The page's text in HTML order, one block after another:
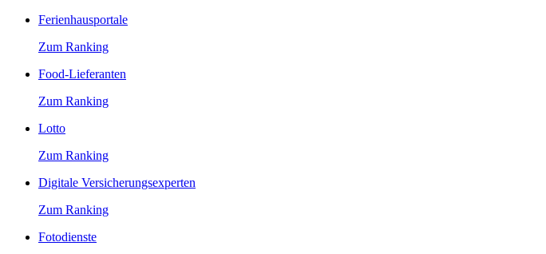
Ferienhausportale
Zum Ranking
Food-Lieferanten
Zum Ranking
Lotto
Zum Ranking
Digitale Versicherungsexperten
Zum Ranking
Fotodienste